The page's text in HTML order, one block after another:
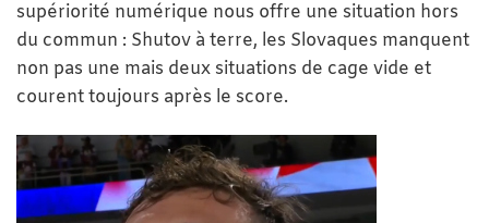
supériorité numérique nous offre une situation hors
du commun : Shutov à terre, les Slovaques manquent
non pas une mais deux situations de cage vide et
courent toujours après le score.